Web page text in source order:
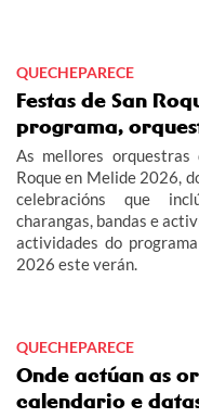
QUECHEPARECE
Festas de San
programa,
As mellores
Roque en Melide 2026,
celebracións que
charangas, bandas e
actividades do
2026 este verán.
QUECHEPARECE
Onde actúan as
calendario e